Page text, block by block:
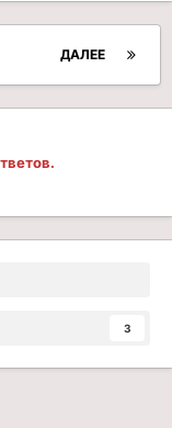
ДАЛЕЕ
3